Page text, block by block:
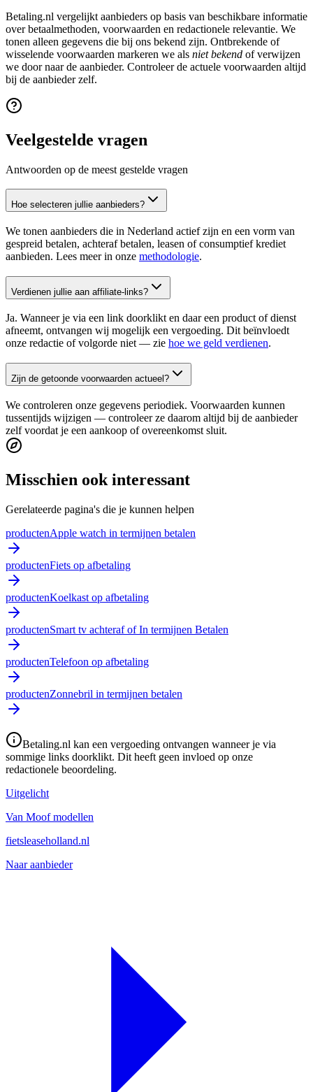
Betaling.nl vergelijkt aanbieders op basis van beschikbare informatie
over betaalmethoden, voorwaarden en redactionele relevantie. We
tonen alleen gegevens die bij ons bekend zijn. Ontbrekende of
wisselende voorwaarden markeren we als niet bekend of verwijzen
we door naar de aanbieder. Controleer de actuele voorwaarden altijd
bij de aanbieder zelf.
Veelgestelde vragen
Antwoorden op de meest gestelde vragen
Hoe selecteren jullie aanbieders?
We tonen aanbieders die in Nederland actief zijn en een vorm van
gespreid betalen, achteraf betalen, leasen of consumptief krediet
aanbieden. Lees meer in onze methodologie.
Verdienen jullie aan affiliate-links?
Ja. Wanneer je via een link doorklikt en daar een product of dienst
afneemt, ontvangen wij mogelijk een vergoeding. Dit beïnvloedt
onze redactie of volgorde niet — zie hoe we geld verdienen.
Zijn de getoonde voorwaarden actueel?
We controleren onze gegevens periodiek. Voorwaarden kunnen
tussentijds wijzigen — controleer ze daarom altijd bij de aanbieder
zelf voordat je een aankoop of overeenkomst sluit.
Misschien ook interessant
Gerelateerde pagina's die je kunnen helpen
productenApple watch in termijnen betalen
productenFiets op afbetaling
productenKoelkast op afbetaling
productenSmart tv achteraf of In termijnen Betalen
productenTelefoon op afbetaling
productenZonnebril in termijnen betalen
Betaling.nl kan een vergoeding ontvangen wanneer je via
sommige links doorklikt. Dit heeft geen invloed op onze
redactionele beoordeling.
Uitgelicht
Van Moof modellen
fietsleaseholland.nl
Naar aanbieder